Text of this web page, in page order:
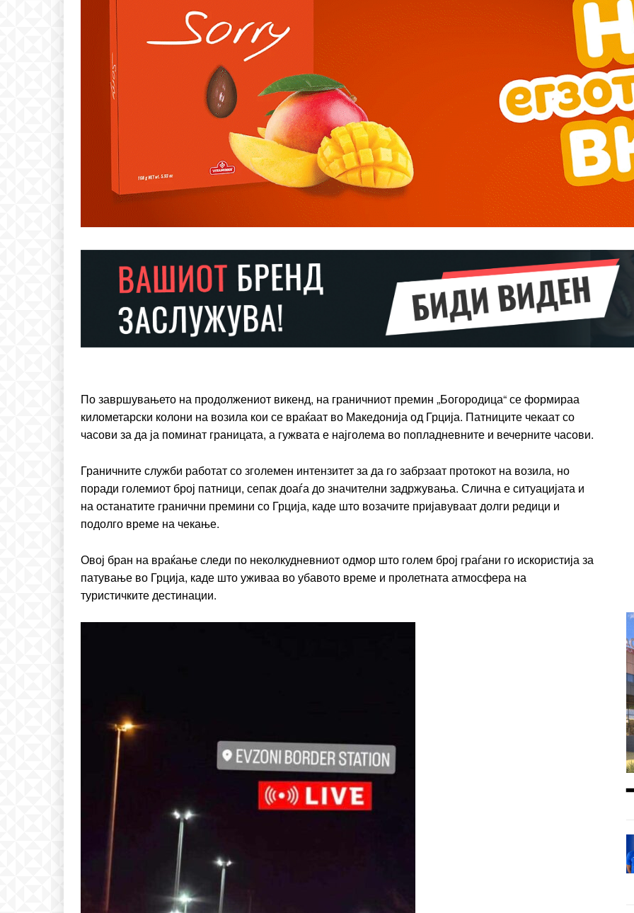
━ pricing plans
Free
бесплатно
Included for free:
Etiam est nibh, lobortis sit
Ut mollis pellentesque tortor
Nullam eu erat condimentum
Donec quis est ac felis
Pro
$100 / yearplaceholder
Full member access:
Etiam est nibh, lobortis sit
Praesent euismod ac
Nullam eu erat condimentum
Donec quis est ac felis
По завршувањето на продолжениот викенд, на граничниот премин „Богородица“ се формираа
километарски колони на возила кои се враќаат во Македонија од Грција. Патниците чекаат со
часови за да ја поминат границата, а гужвата е најголема во попладневните и вечерните часови.
Граничните служби работат со зголемен интензитет за да го забрзаат протокот на возила, но
поради големиот број патници, сепак доаѓа до значителни задржувања. Слична е ситуацијата и
на останатите гранични премини со Грција, каде што возачите пријавуваат долги редици и
подолго време на чекање.
Овој бран на враќање следи по неколкудневниот одмор што голем број граѓани го искористија за
патување во Грција, каде што уживаа во убавото време и пролетната атмосфера на
туристичките дестинации.